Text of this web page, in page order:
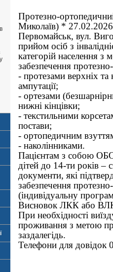
Протезно-
Миколаїв) *
Первомайськ, вул.
прийом осіб з
категорій
забезпечення
- протезами верхніх та
ампутації;
- ортезами
нижні кінцівки;
- текстильними
постави;
- ортопедичним
- наколінниками.
Пацієнтам з собою
дітей до 14-ти років –
документи, які
забезпечення
(індивідуальну
Висновок ЛКК або
При необхідності
проживання з метою
заздалегідь.
Телефони для